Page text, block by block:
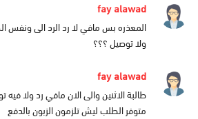
fay alawad
المعذره بس مافي لا رد الرد الى ونفس
ولا توصيل ؟؟؟
fay alawad
طالبة الاثنين والى الان مافي رد ولا
متوفر الطلب ليش تلزمون الزبون بالدفع